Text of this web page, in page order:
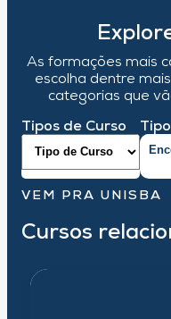
As formações mais
escolha dentre
categorias que
Tipos de Curso
VEM PRA UNISBA
Cursos